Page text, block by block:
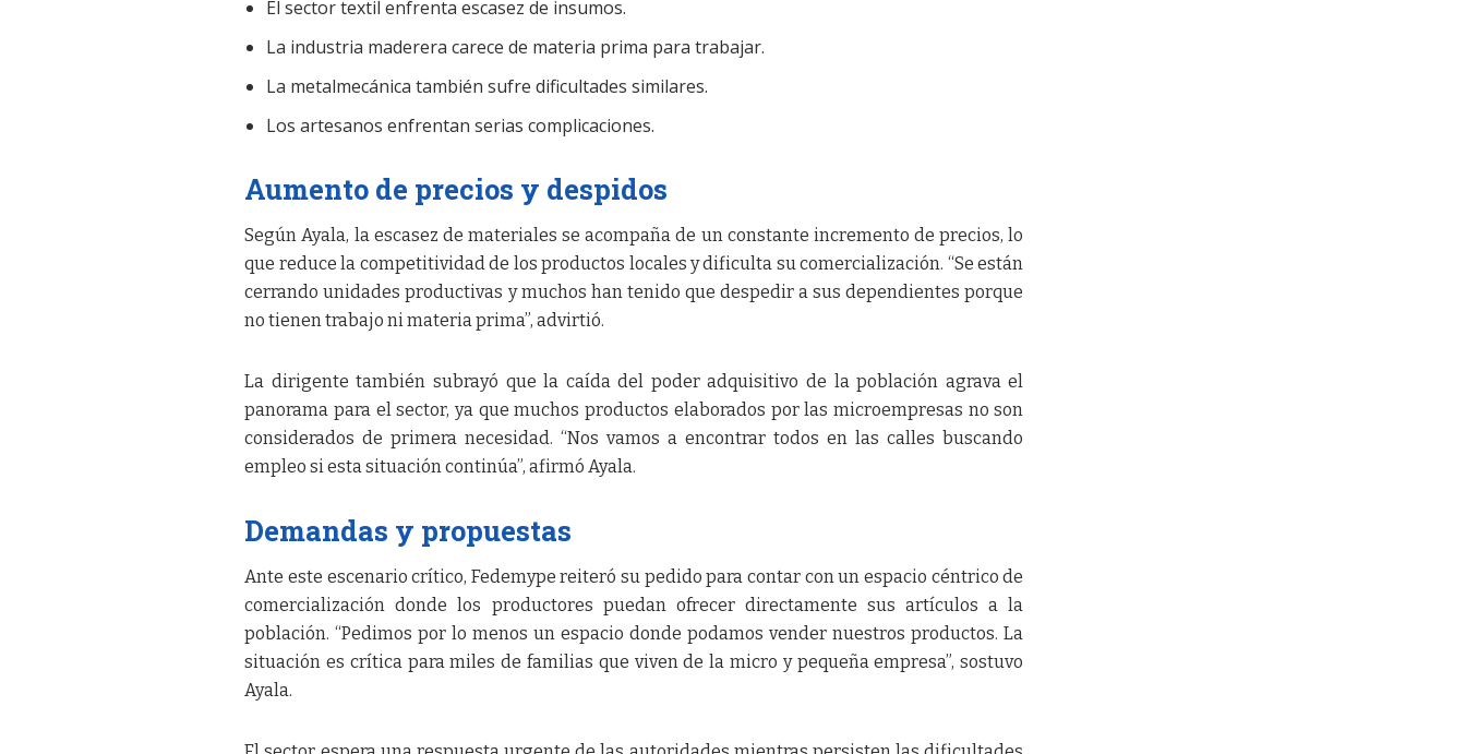
El sector textil enfrenta escasez de insumos.
La industria maderera carece de materia prima para trabajar.
La metalmecánica también sufre dificultades similares.
Los artesanos enfrentan serias complicaciones.
Aumento de precios y despidos
Según Ayala, la escasez de materiales se acompaña de un constante incremento de precios, lo
que reduce la competitividad de los productos locales y dificulta su comercialización. “Se están
cerrando unidades productivas y muchos han tenido que despedir a sus dependientes porque
no tienen trabajo ni materia prima”, advirtió.
La dirigente también subrayó que la caída del poder adquisitivo de la población agrava el
panorama para el sector, ya que muchos productos elaborados por las microempresas no son
considerados de primera necesidad. “Nos vamos a encontrar todos en las calles buscando
empleo si esta situación continúa”, afirmó Ayala.
Demandas y propuestas
Ante este escenario crítico, Fedemype reiteró su pedido para contar con un espacio céntrico de
comercialización donde los productores puedan ofrecer directamente sus artículos a la
población. “Pedimos por lo menos un espacio donde podamos vender nuestros productos. La
situación es crítica para miles de familias que viven de la micro y pequeña empresa”, sostuvo
Ayala.